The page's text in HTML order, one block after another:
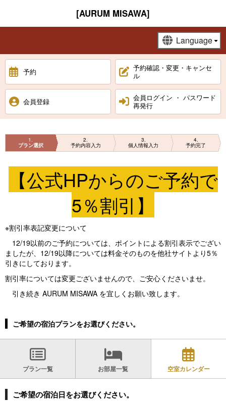
[AURUM MISAWA]
予約
予約確認・変更・キャンセ
ル
会員登録
会員ログイン ・ パスワード
再発行
1
プラン選択
2
予約内容入力
3
個人情報入力
4
予約完了
【公式HPからのご予約で
5％割引】
※割引率表記変更について
12/19以前のご予約については、ポイントによる割引表示でござい
ましたが、12/19以降については料金そのものを他社サイトより5％
引きにしております。
割引率については変更ございませんので、ご安心くださいませ。
引き続き AURUM MISAWA を宜しくお願い致します。
ご希望の宿泊プランをお選びください。
プラン一覧 お部屋一覧 空室カレンダー
ご希望の宿泊日をお選びください。